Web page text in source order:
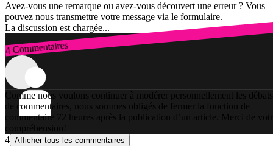
Avez-vous une remarque ou avez-vous découvert une erreur ? Vous
pouvez nous transmettre votre message via le formulaire.
La discussion est chargée...
4 Commentaires
Connexion
Comme nous voulons continuer à modérer personnellement les débats
de commentaires, nous sommes obligés de fermer la fonction de
commentaire 72 heures après la publication d’un article. Merci de
compréhension!
4 Afficher tous les commentaires